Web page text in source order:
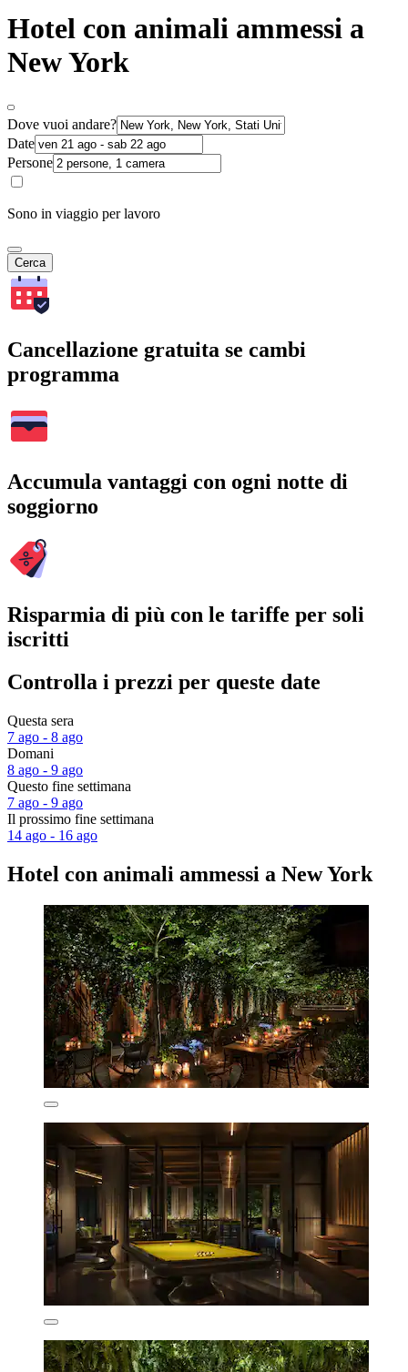
Hotel con animali ammessi a
New York
Dove vuoi andare?
Date
Persone
Sono in viaggio per lavoro
Cerca
Cancellazione gratuita se cambi
programma
Accumula vantaggi con ogni notte di
soggiorno
Risparmia di più con le tariffe per soli
iscritti
Controlla i prezzi per queste date
Questa sera
7 ago - 8 ago
Domani
8 ago - 9 ago
Questo fine settimana
7 ago - 9 ago
Il prossimo fine settimana
14 ago - 16 ago
Hotel con animali ammessi a New York